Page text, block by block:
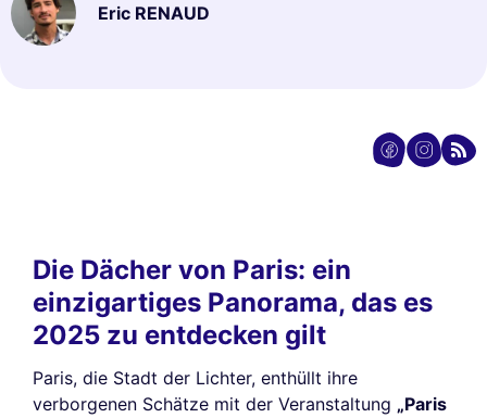
Eric RENAUD
Die Dächer von Paris: ein
einzigartiges Panorama, das es
2025 zu entdecken gilt
Paris, die Stadt der Lichter, enthüllt ihre
verborgenen Schätze mit der Veranstaltung „Paris